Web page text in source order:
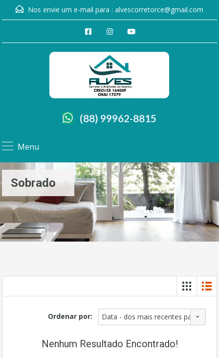
Nos envie um e-mail para : alvescorretorce@gmail.com
(88) 99962-8815
Menu
Sobrado
Ordenar por: Data - dos mais recentes para os
Nenhum Resultado Encontrado!